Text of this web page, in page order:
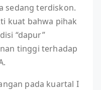
sedang terdiskon.
kuat bahwa pihak
“dapur”
tinggi terhadap
pada kuartal I